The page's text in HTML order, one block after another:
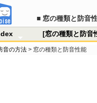
■ 窓の種類と防音
方法 騒
壁
窓
空
固
防
音
■
◇ノ
■
■
■
・送料他 ・
・
・
・
・
・
・
・
ス情報 ・
・
・
マップ
[窓の種類と防音
◇ 騒音の種類と
《 壁の種類と
《 窓の種類と
音の方法 > 窓の種類と防音性能